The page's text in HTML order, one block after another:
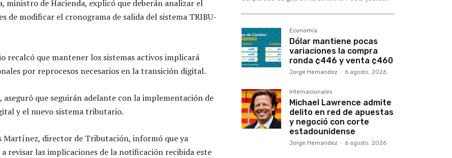
ministro de Hacienda, explicó que deberán analizar el
de modificar el cronograma de salida del sistema TRIBU-
recalcó que mantener los sistemas activos implicará
por reprocesos necesarios en la transición digital.
aseguró que seguirán adelante con la implementación de
y el nuevo sistema tributario.
Martínez, director de Tributación, informó que ya
revisar las implicaciones de la notificación recibida este
Economía
Dólar mantiene pocas
variaciones la compra
ronda ¢446 y venta ¢460
Jorge Hernandez - 6 agosto, 2026
Internacionales
Michael Lawrence admite
delito en red de apuestas
y negoció con corte
estadounidense
Jorge Hernandez - 6 agosto, 2026